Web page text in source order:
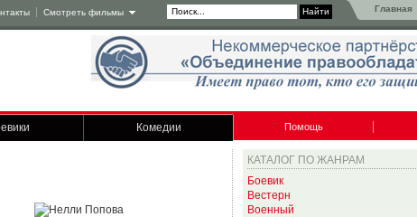
Смотреть фильмы Главная
Комедии Помощь
КАТАЛОГ ПО ЖАНРАМ
Боевик
Вестерн
Военный